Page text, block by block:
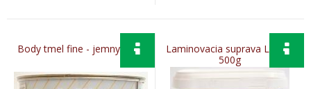
Body tmel fine - jemny 250g
Laminovacia suprava LAMIT
500g